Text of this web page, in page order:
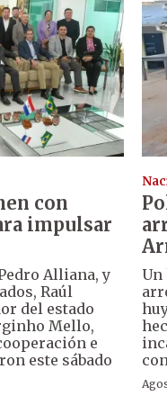
con
impulsar
Alliana, y
Raúl
del estado
Mello,
e
este sábado
Un